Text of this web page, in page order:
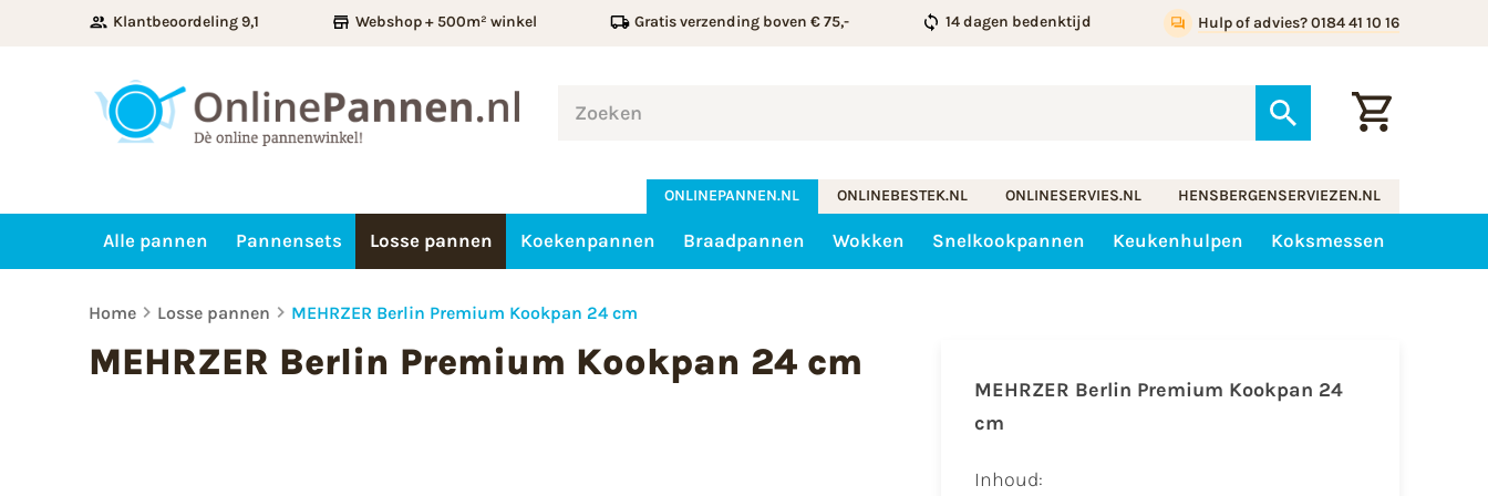
Klantbeoordeling 9,1 Webshop + 500m² winkel Gratis verzending boven € 75,- 14 dagen bedenktijd Hulp of advies? 0184 41 10 16
ONLINEPANNEN.NL ONLINEBESTEK.NL ONLINESERVIES.NL HENSBERGENSERVIEZEN.NL
Alle pannen Pannensets Losse pannen Koekenpannen Braadpannen Wokken Snelkookpannen Keukenhulpen Koksmessen
Home Losse pannen MEHRZER Berlin Premium Kookpan 24 cm
MEHRZER Berlin Premium Kookpan 24 cm
MEHRZER Berlin Premium Kookpan 24
cm
Inhoud: